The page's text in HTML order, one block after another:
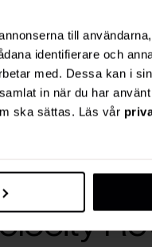
till
identifierare och
med. Dessa kan i
in när du har
ska sättas. Läs vår